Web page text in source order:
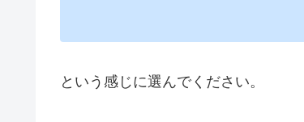
という感じに選んでください。